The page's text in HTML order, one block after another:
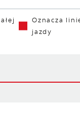
Oznacza
jazdy